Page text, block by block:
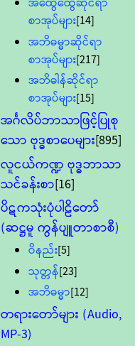
စာအုပ်များ[14]
အဘိဓမ္မာဆိုင်ရာ
စာအုပ်များ[217]
အဘိဓါန်ဆိုင်ရာ
စာအုပ်များ[15]
အင်္ဂလိပ်ဘာသာဖြင့်ပြုစု
သော ဗုဒ္ဓစာပေများ[895]
လူငယ်ကဏ္ဍ ဗုဒ္ဓဘာသာ
သင်ခန်းစာ[16]
ပိဋကသုံးပုံပါဠိတော်
(ဆဋ္ဌမူ ကွန်ပျူတာစာစီ)
ဝိနည်း[5]
သုတ္တန်[23]
အဘိဓမ္မာ[12]
တရားတော်များ (Audio,
MP-3)